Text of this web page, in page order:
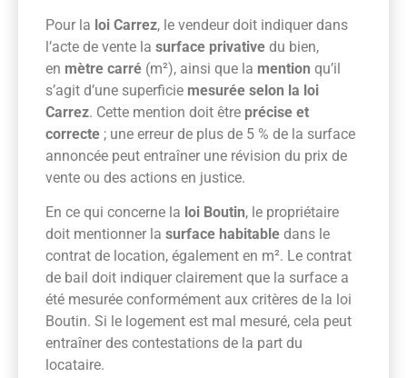
Pour la loi Carrez, le vendeur doit indiquer dans
l’acte de vente la surface privative du bien,
en mètre carré (m²), ainsi que la mention qu’il
s’agit d’une superficie mesurée selon la loi
Carrez. Cette mention doit être précise et
correcte ; une erreur de plus de 5 % de la surface
annoncée peut entraîner une révision du prix de
vente ou des actions en justice.
En ce qui concerne la loi Boutin, le propriétaire
doit mentionner la surface habitable dans le
contrat de location, également en m². Le contrat
de bail doit indiquer clairement que la surface a
été mesurée conformément aux critères de la loi
Boutin. Si le logement est mal mesuré, cela peut
entraîner des contestations de la part du
locataire.